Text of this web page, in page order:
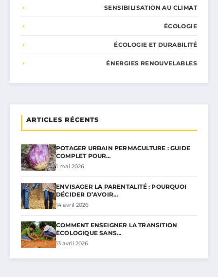
SENSIBILISATION AU CLIMAT
ÉCOLOGIE
ÉCOLOGIE ET DURABILITÉ
ÉNERGIES RENOUVELABLES
ARTICLES RÉCENTS
POTAGER URBAIN PERMACULTURE : GUIDE
COMPLET POUR…
1 mai 2026
ENVISAGER LA PARENTALITÉ : POURQUOI
DÉCIDER D’AVOIR…
14 avril 2026
COMMENT ENSEIGNER LA TRANSITION
ÉCOLOGIQUE SANS…
13 avril 2026